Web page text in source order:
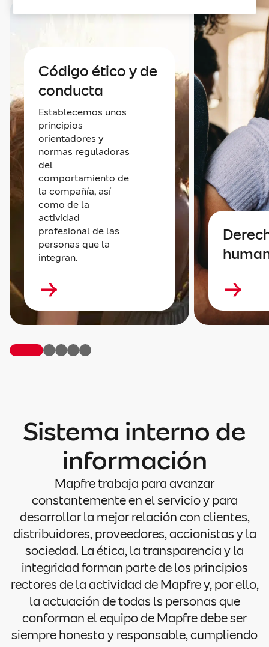
Código ético y de
conducta
Establecemos unos
principios
orientadores y
normas reguladoras
del
comportamiento de
la compañía, así
como de la
actividad
profesional de las
personas que la
integran.
Sistema interno de
información
Mapfre trabaja para avanzar
constantemente en el servicio y para
desarrollar la mejor relación con clientes,
distribuidores, proveedores, accionistas y la
sociedad. La ética, la transparencia y la
integridad forman parte de los principios
rectores de la actividad de Mapfre y, por ello,
la actuación de todas ls personas que
conforman el equipo de Mapfre debe ser
siempre honesta y responsable, cumpliendo